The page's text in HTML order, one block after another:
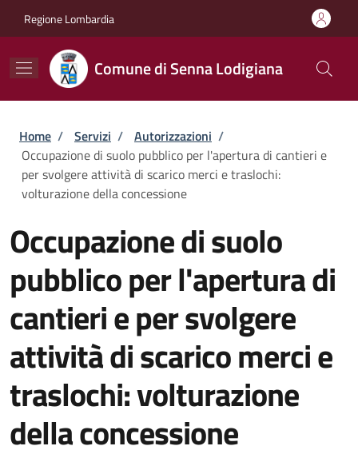
Regione Lombardia
Comune di Senna Lodigiana
Briciole di pane
Home / Servizi / Autorizzazioni /
Occupazione di suolo pubblico per l'apertura di cantieri e
per svolgere attività di scarico merci e traslochi:
volturazione della concessione
Occupazione di suolo
pubblico per l'apertura di
cantieri e per svolgere
attività di scarico merci e
traslochi: volturazione
della concessione